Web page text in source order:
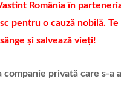
România în
pentru o cauză nobilă.
și salvează vieți!
privată care s-a